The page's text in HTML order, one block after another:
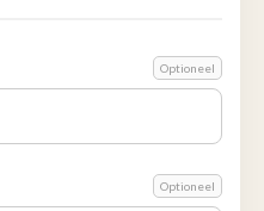
Optioneel
Optioneel